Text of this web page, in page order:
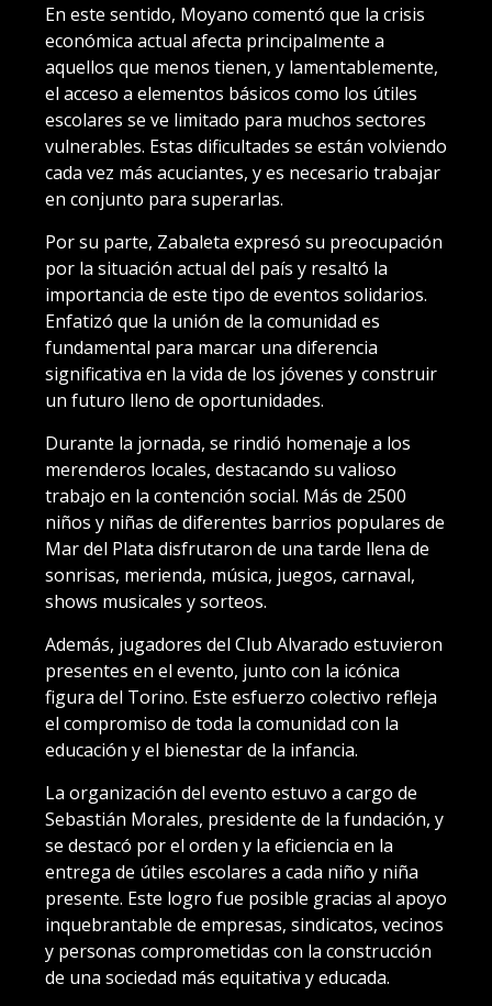
En este sentido, Moyano comentó que la crisis
económica actual afecta principalmente a
aquellos que menos tienen, y lamentablemente,
el acceso a elementos básicos como los útiles
escolares se ve limitado para muchos sectores
vulnerables. Estas dificultades se están volviendo
cada vez más acuciantes, y es necesario trabajar
en conjunto para superarlas.
Por su parte, Zabaleta expresó su preocupación
por la situación actual del país y resaltó la
importancia de este tipo de eventos solidarios.
Enfatizó que la unión de la comunidad es
fundamental para marcar una diferencia
significativa en la vida de los jóvenes y construir
un futuro lleno de oportunidades.
Durante la jornada, se rindió homenaje a los
merenderos locales, destacando su valioso
trabajo en la contención social. Más de 2500
niños y niñas de diferentes barrios populares de
Mar del Plata disfrutaron de una tarde llena de
sonrisas, merienda, música, juegos, carnaval,
shows musicales y sorteos.
Además, jugadores del Club Alvarado estuvieron
presentes en el evento, junto con la icónica
figura del Torino. Este esfuerzo colectivo refleja
el compromiso de toda la comunidad con la
educación y el bienestar de la infancia.
La organización del evento estuvo a cargo de
Sebastián Morales, presidente de la fundación, y
se destacó por el orden y la eficiencia en la
entrega de útiles escolares a cada niño y niña
presente. Este logro fue posible gracias al apoyo
inquebrantable de empresas, sindicatos, vecinos
y personas comprometidas con la construcción
de una sociedad más equitativa y educada.